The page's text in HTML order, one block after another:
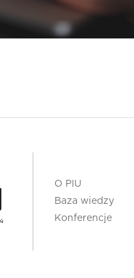
O PIU
Baza wiedzy
Konferencje